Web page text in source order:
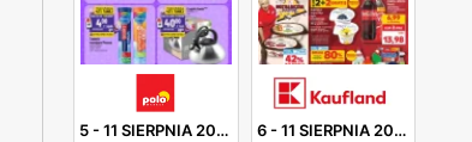
5-11 SIERPNIA 2026 6-11 SIERPNIA 2026